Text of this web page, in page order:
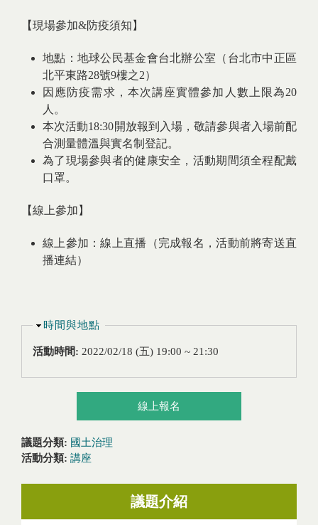
【現場參加&防疫須知】
地點：地球公民基金會台北辦公室（台北市中正區
北平東路28號9樓之2）
因應防疫需求，本次講座實體參加人數上限為20
人。
本次活動18:30開放報到入場，敬請參與者入場前配
合測量體溫與實名制登記。
為了現場參與者的健康安全，活動期間須全程配戴
口罩。
【線上參加】
線上參加：線上直播（完成報名，活動前將寄送直
播連結）
隱藏
時間與地點
活動時間: 2022/02/18 (五) 19:00 ~ 21:30
線上報名
議題分類: 國土治理
活動分類: 講座
議題介紹